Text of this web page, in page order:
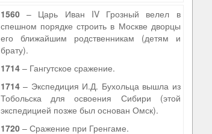
1560– Царь Иван IV Грозный велел в
спешном порядке строить в Москве дворцы
его ближайшим родственникам (детям и
брату).
1714– Гангутское сражение.
1714– Экспедиция И.Д. Бухольца вышла из
Тобольска для освоения Сибири (этой
экспедицией позже был основан Омск).
1720– Сражение при Гренгаме.